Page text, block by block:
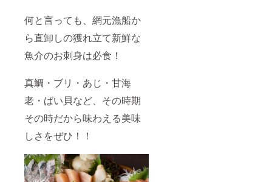
何と言っても、網元漁船か
ら直卸しの獲れ立て新鮮な
魚介のお刺身は必食！
真鯛・ブリ・あじ・甘海
老・ばい貝など、その時期
その時だから味わえる美味
しさをぜひ！！